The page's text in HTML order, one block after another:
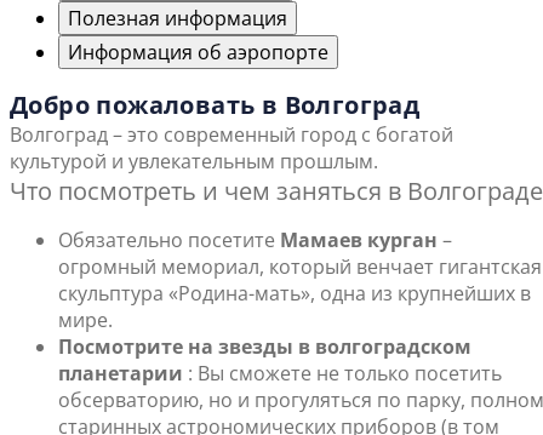
Полезная информация
Информация об аэропорте
Добро пожаловать в Волгоград
Волгоград – это современный город с богатой
культурой и увлекательным прошлым.
Что посмотреть и чем заняться в Волгограде
Обязательно посетите Мамаев курган –
огромный мемориал, который венчает гигантская
скульптура «Родина-мать», одна из крупнейших в
мире.
Посмотрите на звезды в волгоградском
планетарии : Вы сможете не только посетить
обсерваторию, но и прогуляться по парку, полном
старинных астрономических приборов (в том